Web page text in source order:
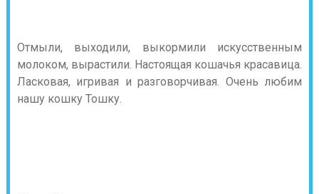
Отмыли, выходили, выкормили искусственным
молоком, вырастили. Настоящая кошачья красавица.
Ласковая, игривая и разговорчивая. Очень любим
нашу кошку Тошку.